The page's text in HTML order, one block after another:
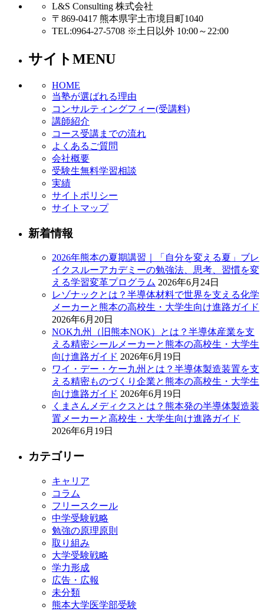
L&S Consulting 株式会社
〒869-0417 熊本県宇土市境目町1040
TEL:0964-27-5708 ※土日以外 10:00～22:00
サイトMENU
HOME
当塾が選ばれる理由
コンサルティングフィー(受講料)
講師紹介
コース受講までの流れ
よくあるご質問
会社概要
受験生無料学習相談
実績
サイトポリシー
サイトマップ
新着情報
2026年熊本の夏期講習｜「自分を変える夏」ブレ
イクスルーアカデミーの勉強法、思考、習慣を変
える学習変革プログラム 2026年6月24日
レゾナックとは？半導体材料で世界を支える化学
メーカーと熊本の高校生・大学生向け進路ガイド
2026年6月20日
NOK九州（旧熊本NOK）とは？半導体産業を支
える精密シールメーカーと熊本の高校生・大学生
向け進路ガイド 2026年6月19日
ワイ・デー・ケー九州とは？半導体製造装置を支
える精密ものづくり企業と熊本の高校生・大学生
向け進路ガイド 2026年6月19日
くまさんメディクスとは？熊本発の半導体製造装
置メーカーと高校生・大学生向け進路ガイド
2026年6月19日
カテゴリー
キャリア
コラム
フリースクール
中学受験戦略
勉強の原理原則
取り組み
大学受験戦略
学力形成
広告・広報
未分類
熊本大学医学部受験